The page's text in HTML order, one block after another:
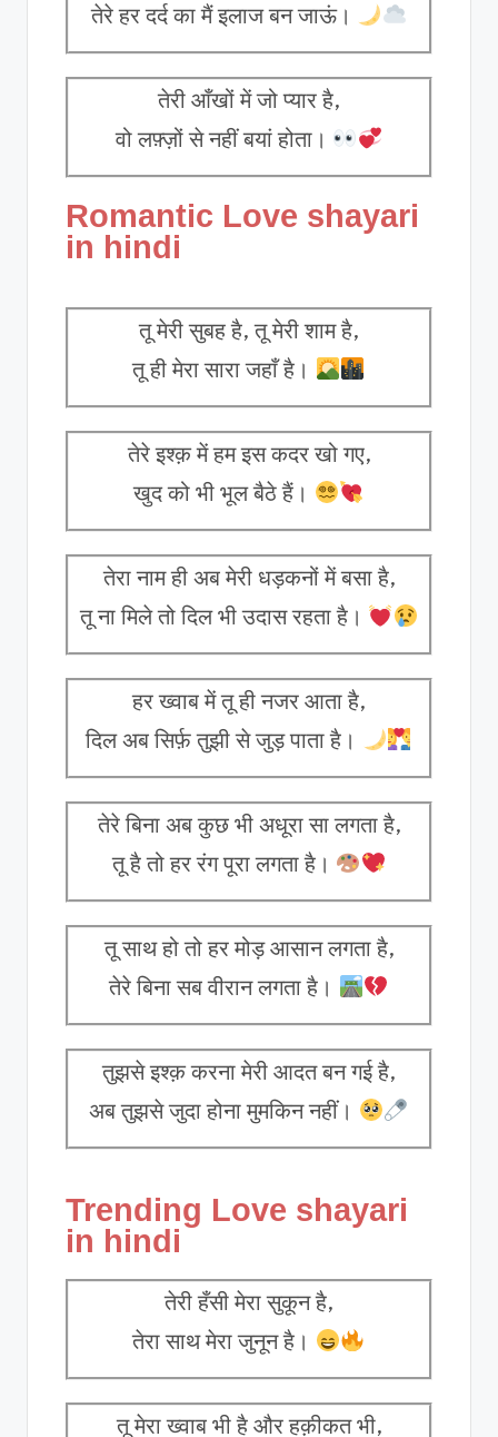
तेरे हर दर्द का मैं इलाज बन जाऊं।
तेरी आँखों में जो प्यार है,
वो लफ़्ज़ों से नहीं बयां होता।
Romantic Love shayari
in hindi
तू मेरी सुबह है, तू मेरी शाम है,
तू ही मेरा सारा जहाँ है।
तेरे इश्क़ में हम इस कदर खो गए,
खुद को भी भूल बैठे हैं।
तेरा नाम ही अब मेरी धड़कनों में बसा है,
तू ना मिले तो दिल भी उदास रहता है।
हर ख्वाब में तू ही नजर आता है,
दिल अब सिर्फ़ तुझी से जुड़ पाता है।
तेरे बिना अब कुछ भी अधूरा सा लगता है,
तू है तो हर रंग पूरा लगता है।
तू साथ हो तो हर मोड़ आसान लगता है,
तेरे बिना सब वीरान लगता है।
तुझसे इश्क़ करना मेरी आदत बन गई है,
अब तुझसे जुदा होना मुमकिन नहीं।
Trending Love shayari
in hindi
तेरी हँसी मेरा सुकून है,
तेरा साथ मेरा जुनून है।
तू मेरा ख्वाब भी है और हक़ीकत भी,